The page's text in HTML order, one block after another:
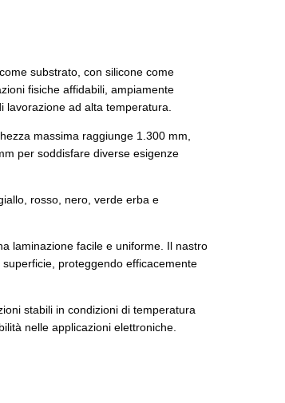
substrato, con silicone come
fisiche affidabili, ampiamente
ad alta temperatura.
massima raggiunge 1.300 mm,
per soddisfare diverse esigenze
rosso, nero, verde erba e
laminazione facile e uniforme. Il nastro
proteggendo efficacemente
stabili in condizioni di temperatura
nelle applicazioni elettroniche.